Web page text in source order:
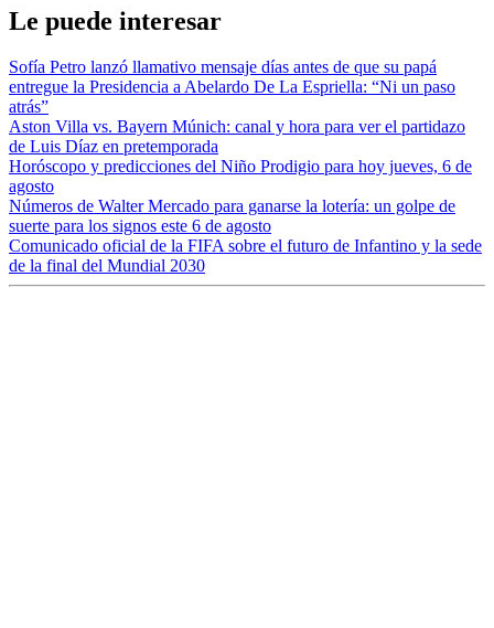
Le puede interesar
Sofía Petro lanzó llamativo mensaje días antes de que su papá
entregue la Presidencia a Abelardo De La Espriella: “Ni un paso
atrás”
Aston Villa vs. Bayern Múnich: canal y hora para ver el partidazo
de Luis Díaz en pretemporada
Horóscopo y predicciones del Niño Prodigio para hoy jueves, 6 de
agosto
Números de Walter Mercado para ganarse la lotería: un golpe de
suerte para los signos este 6 de agosto
Comunicado oficial de la FIFA sobre el futuro de Infantino y la sede
de la final del Mundial 2030